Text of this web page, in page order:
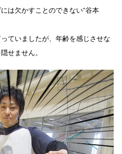
は欠かすことのできない“谷本
ていましたが、年齢を感じさせな
せません。